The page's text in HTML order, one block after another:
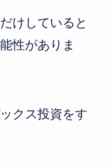
けしていると
性がありま
クス投資をす